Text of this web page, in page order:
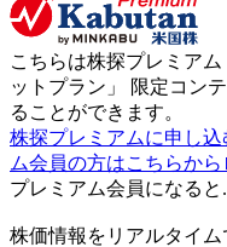
こちらは株探プレミアム
ットプラン 」 限定コン
ることができます。
株探プレミアムに申し込
ム会員の方はこちらか
プレミアム会員になると
株価情報をリアルタイム